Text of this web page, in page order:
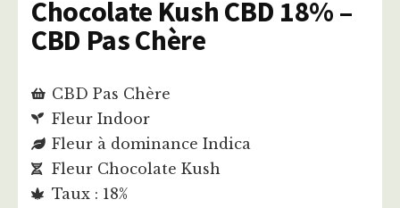
Chocolate Kush CBD 18% –
CBD Pas Chère
CBD Pas Chère
Fleur Indoor
Fleur à dominance Indica
Fleur Chocolate Kush
Taux : 18%